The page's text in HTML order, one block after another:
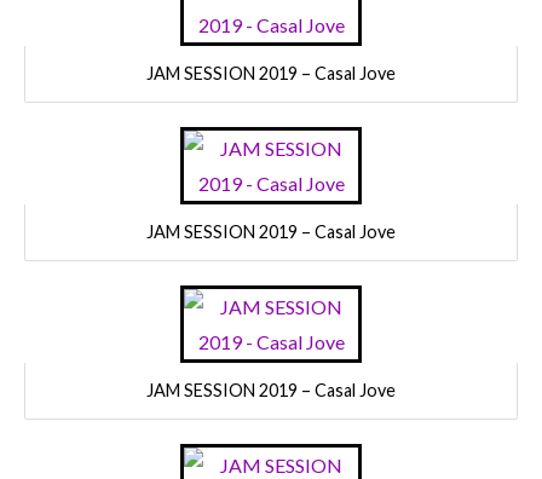
JAM SESSION 2019 – Casal Jove
JAM SESSION 2019 – Casal Jove
JAM SESSION 2019 – Casal Jove